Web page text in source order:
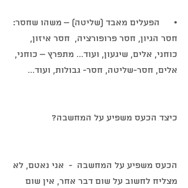
•      הפעלים מאבד (שליטה) – משהו שחסר:
חסר הגיון, חסר פרופורציה,  חסר איזון,
כוחני, אלים, שיגעון, ועוד... מתפרץ – כוחני,
אלים, חסר-שליטה, חסר- גבולות, ועוד...
כיצד הכעס משפיע על המחשבה?
הכעס משפיע על המחשבה  -  אני נאטם, לא
מצליח לחשוב על שום דבר אחר, אין שום